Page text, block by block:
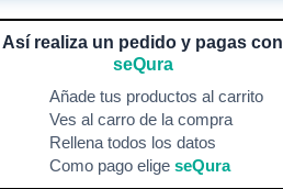
Así realiza un pedido y pagas con
seQura
Añade tus productos al carrito
Ves al carro de la compra
Rellena todos los datos
Como pago elige seQura